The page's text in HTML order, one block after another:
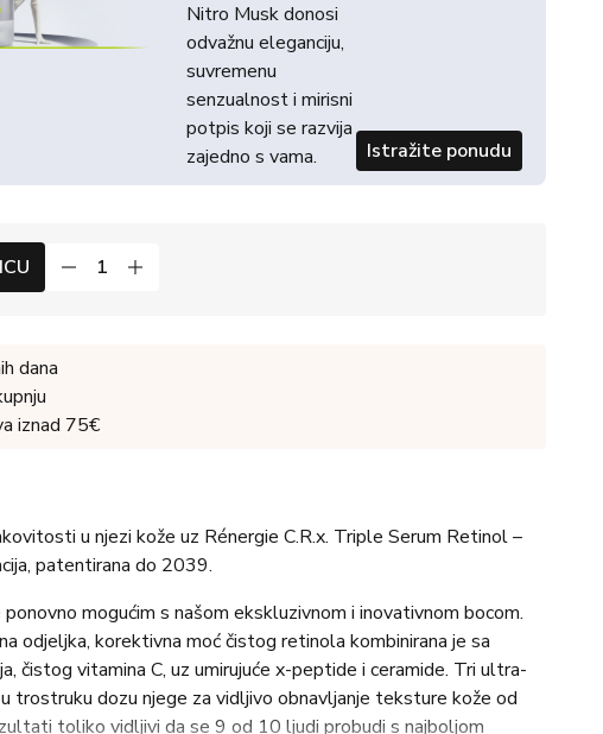
Nitro Musk donosi
odvažnu eleganciju,
suvremenu
senzualnost i mirisni
potpis koji se razvija
zajedno s vama.
Istražite ponudu
dana
iznad 75€
u njezi kože uz Rénergie C.R.x. Triple Serum Retinol –
patentirana do 2039.
ponovno mogućim s našom ekskluzivnom i inovativnom bocom.
odjeljka, korektivna moć čistog retinola kombinirana je sa
čistog vitamina C, uz umirujuće x-peptide i ceramide. Tri ultra-
trostruku dozu njege za vidljivo obnavljanje teksture kože od
toliko vidljivi da se 9 od 10 ljudi probudi s najboljom